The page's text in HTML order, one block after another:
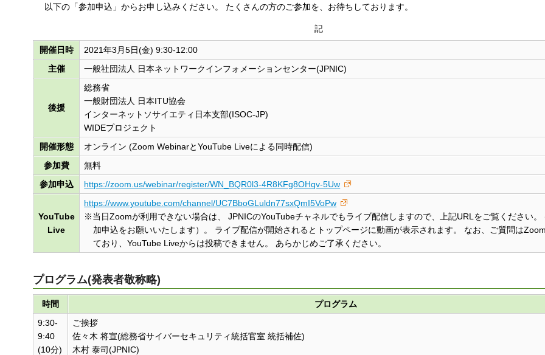
以下の「参加申込」からお申し込みください。 たくさんの方のご参加を、お待ちしております。
記
開催日時
2021年3月5日(金) 9:30-12:00
主催
一般社団法人 日本ネットワークインフォメーションセンター(JPNIC)
後援
総務省
一般財団法人 日本ITU協会
インターネットソサイエティ日本支部(ISOC-JP)
WIDEプロジェクト
開催形態
オンライン (Zoom WebinarとYouTube Liveによる同時配信)
参加費
無料
参加申込
https://zoom.us/webinar/register/WN_BQR0l3-4R8KFg8OHqv-5Uw
YouTube
Live
https://www.youtube.com/channel/UC7BboGLuldn77sxQmI5VoPw
※当日Zoomが利用できない場合は、 JPNICのYouTubeチャネルでもライブ配信しますので、上記URLをご覧ください。
加申込をお願いいたします）。 ライブ配信が開始されるとトップページに動画が表示されます。 なお、ご質問は
ており、YouTube Liveからは投稿できません。 あらかじめご了承ください。
プログラム(発表者敬称略)
時間
プログラム
9:30-
9:40
(10分)
ご挨拶
佐々木 将宣(総務省サイバーセキュリティ統括官室 統括補佐)
木村 泰司(JPNIC)